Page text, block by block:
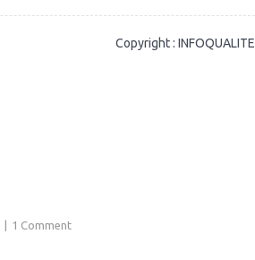
Copyright : INFOQUALITE
1 Comment